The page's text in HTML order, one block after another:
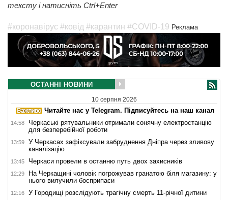
тексту і натисніть Ctrl+Enter
#коронавірус #ковід #карантин #COVID-19 Реклама
ОСТАННІ НОВИНИ
10 серпня 2026
Читайте нас у Telegram. Підписуйтесь на наш канал
14:58
Черкаські рятувальники отримали сонячну електростанцію
для безперебійної роботи
13:59
У Черкасах зафіксували забруднення Дніпра через зливову
каналізацію
13:45 Черкаси провели в останню путь двох захисників
12:29
На Черкащині чоловік погрожував гранатою біля магазину: у
нього вилучили боєприпаси
12:16 У Городищі розслідують трагічну смерть 11-річної дитини